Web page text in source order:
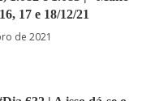
17 e 18/12/21
de 2021